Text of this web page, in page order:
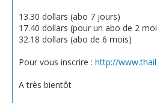
13.30 dollars (abo 7 jours)
17.40 dollars (pour un abo de 2
32.18 dollars (abo de 6 mois)
Pour vous inscrire : http://
A très bientôt